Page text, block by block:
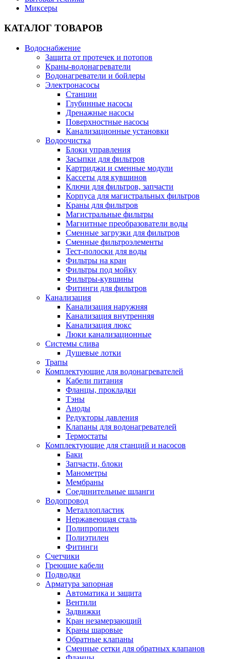
Хозяйственные товары
Строительные товары
Все для бани
Полезные статьи
Новости и Акции
Оплата и доставка
Сервис-центр
Адреса Сервис-центров
Обмен и возврат товара
Миксеры
КАТАЛОГ ТОВАРОВ
Водоснабжение
Защита от протечек и потопов
Краны-водонагреватели
Водонагреватели и бойлеры
Электронасосы
Станции
Глубинные насосы
Дренажные насосы
Поверхностные насосы
Канализационные установки
Водоочистка
Блоки управления
Засыпки для фильтров
Картриджи и сменные модули
Кассеты для кувшинов
Ключи для фильтров, запчасти
Корпуса для магистральных фильтров
Краны для фильтров
Магистральные фильтры
Магнитные преобразователи воды
Сменные загрузки для фильтров
Сменные фильтроэлементы
Тест-полоски для воды
Фильтры на кран
Фильтры под мойку
Фильтры-кувшины
Фитинги для фильтров
Канализация
Канализация наружняя
Канализация внутренняя
Канализация люкс
Люки канализационные
Системы слива
Душевые лотки
Трапы
Комплектующие для водонагревателей
Кабели питания
Фланцы, прокладки
Тэны
Аноды
Редукторы давления
Клапаны для водонагревателей
Термостаты
Комплектующие для станций и насосов
Баки
Запчасти, блоки
Манометры
Мембраны
Соединительные шланги
Водопровод
Металлопластик
Нержавеющая сталь
Полипропилен
Полиэтилен
Фитинги
Счетчики
Греющие кабели
Подводки
Арматура запорная
Автоматика и защита
Вентили
Задвижки
Кран незамерзающий
Краны шаровые
Обратные клапаны
Сменные сетки для обратных клапанов